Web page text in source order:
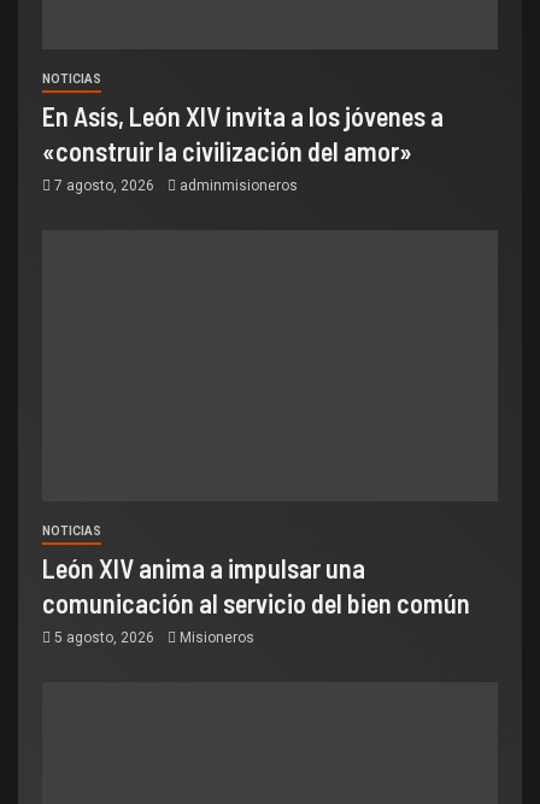
NOTICIAS
En Asís, León XIV invita a los jóvenes a
«construir la civilización del amor»
7 agosto, 2026 adminmisioneros
NOTICIAS
León XIV anima a impulsar una
comunicación al servicio del bien común
5 agosto, 2026 Misioneros